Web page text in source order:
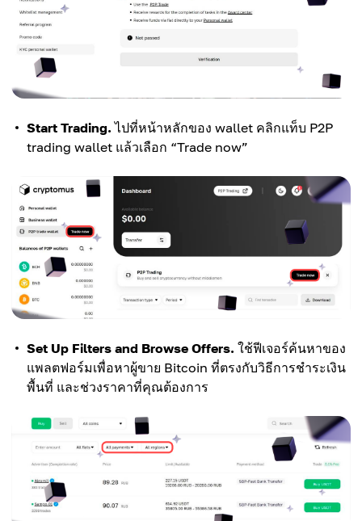
Start Trading. ไปที่หน้าหลักของ wallet คลิกแท็บ P2P
trading wallet แล้วเลือก “Trade now”
Set Up Filters and Browse Offers. ใช้ฟีเจอร์ค้นหาของ
แพลตฟอร์มเพื่อหาผู้ขาย Bitcoin ที่ตรงกับวิธีการชำระเงิน
พื้นที่ และช่วงราคาที่คุณต้องการ